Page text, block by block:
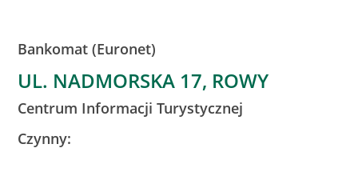
Bankomat (Euronet)
UL. NADMORSKA 17, ROWY
Centrum Informacji Turystycznej
Czynny: